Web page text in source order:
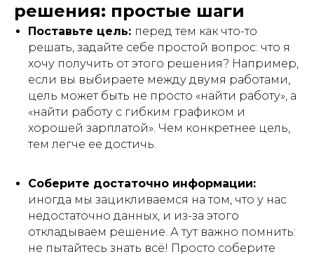
решения: простые шаги
Поставьте цель: перед тем как что-то
решать, задайте себе простой вопрос: что я
хочу получить от этого решения? Например,
если вы выбираете между двумя работами,
цель может быть не просто «найти работу», а
«найти работу с гибким графиком и
хорошей зарплатой». Чем конкретнее цель,
тем легче ее достичь.
Соберите достаточно информации:
иногда мы зацикливаемся на том, что у нас
недостаточно данных, и из-за этого
откладываем решение. А тут важно помнить:
не пытайтесь знать всё! Просто соберите